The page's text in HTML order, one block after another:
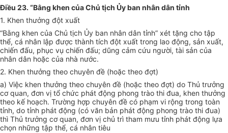
Điều 23. “Bằng khen của Chủ tịch Ủy ban nhân dân tỉnh
1. Khen thưởng đột xuất
“Bằng khen của Chủ tịch Ủy ban nhân dân tỉnh” xét tặng cho tập
thể, cá nhân lập được thành tích đột xuất trong lao động, sản xuất,
chiến đấu, phục vụ chiến đấu; dũng cảm cứu người, tài sản của
nhân dân hoặc của nhà nước.
2. Khen thưởng theo chuyên đề (hoặc theo đợt)
a) Việc khen thưởng theo chuyên đề (hoặc theo đợt) do Thủ trưởng
cơ quan, đơn vị tổ chức phát động phong trào thi đua, khen thưởng
theo kế hoạch. Trường hợp chuyên đề có phạm vi rộng trong toàn
tỉnh, do tỉnh phát động (có văn bản phát động phong trào thi đua)
thì Thủ trưởng cơ quan, đơn vị chủ trì tham mưu tỉnh phát động lựa
chọn những tập thể, cá nhân tiêu